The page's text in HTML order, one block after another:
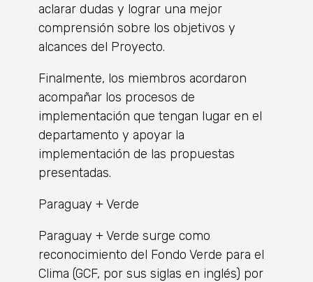
aclarar dudas y lograr una mejor
comprensión sobre los objetivos y
alcances del Proyecto.
Finalmente, los miembros acordaron
acompañar los procesos de
implementación que tengan lugar en el
departamento y apoyar la
implementación de las propuestas
presentadas.
Paraguay + Verde
Paraguay + Verde surge como
reconocimiento del Fondo Verde para el
Clima (GCF, por sus siglas en inglés) por